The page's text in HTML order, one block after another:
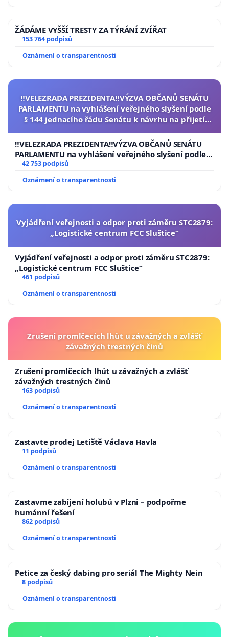
ŽÁDÁME VYŠŠÍ TRESTY ZA TÝRÁNÍ ZVÍŘAT
153 764 podpisů
Oznámení o transparentnosti
‼️VELEZRADA PREZIDENTA‼️VÝZVA OBČANŮ SENÁTU
PARLAMENTU na vyhlášení veřejného slyšení podle
§ 144 jednacího řádu Senátu k návrhu na přijetí
republiky
‼️VELEZRADA PREZIDENTA‼️VÝZVA OBČANŮ SENÁTU
PARLAMENTU na vyhlášení veřejného slyšení podle §
144 jednacího řádu Senátu k návrhu na přijetí
usnesení k podání ústavní žaloby na prezidenta
republiky
42 753 podpisů
Oznámení o transparentnosti
Vyjádření veřejnosti a odpor proti záměru STC2879:
„Logistické centrum FCC Sluštice“
Vyjádření veřejnosti a odpor proti záměru STC2879:
„Logistické centrum FCC Sluštice“
461 podpisů
Oznámení o transparentnosti
Zrušení promlčecích lhůt u závažných a zvlášť
závažných trestných činů
Zrušení promlčecích lhůt u závažných a zvlášť
závažných trestných činů
163 podpisů
Oznámení o transparentnosti
Zastavte prodej Letiště Václava Havla
11 podpisů
Oznámení o transparentnosti
Zastavme zabíjení holubů v Plzni – podpořme
humánní řešení
862 podpisů
Oznámení o transparentnosti
Petice za český dabing pro seriál The Mighty Nein
8 podpisů
Oznámení o transparentnosti